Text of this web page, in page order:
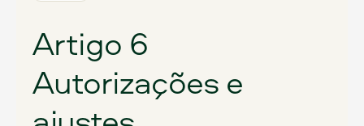
Artigo 6
Autorizações e